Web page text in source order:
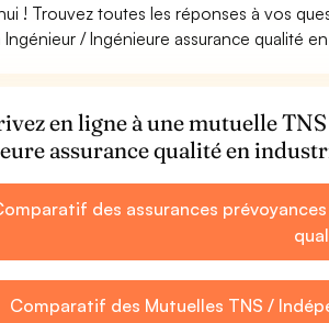
! Trouvez toutes les réponses à vos
/ Ingénieure assurance qualité
en ligne à une mutuelle
assurance qualité en
des assurances
Comparatif des Mutuelles TNS /